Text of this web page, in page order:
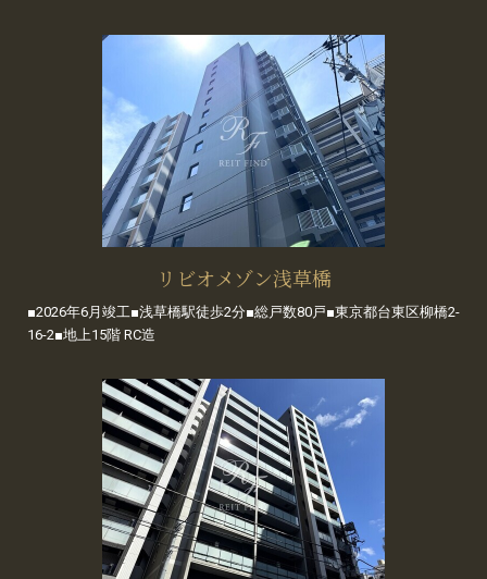
リビオメゾン浅草橋
■2026年6月竣工■浅草橋駅徒歩2分■総戸数80戸■東京都台東区柳橋2-
16-2■地上15階 RC造